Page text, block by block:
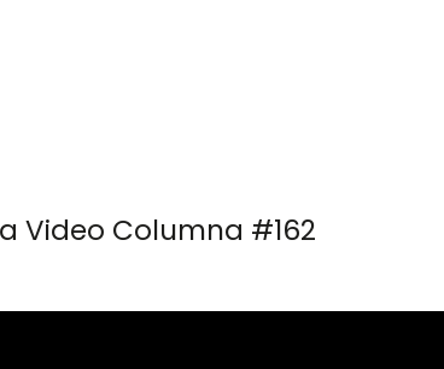
Banalización como estrategia política Video Columna #162